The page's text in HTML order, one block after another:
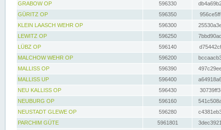
GRABOW OP
596330
GÜRITZ OP
596350
KLEIN LAASCH WEHR OP
596300
LEWITZ OP
596250
LÜBZ OP
596140
MALCHOW WEHR OP
596200
MALLISS OP
596390
MALLISS UP
596400
NEU KALLISS OP
596430
NEUBURG OP
596160
NEUSTADT GLEWE OP
596280
PARCHIM GÜTE
5961801